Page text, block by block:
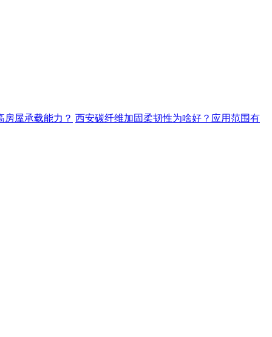
屋承载能力？ 西安碳纤维加固柔韧性为啥好？应用范围有